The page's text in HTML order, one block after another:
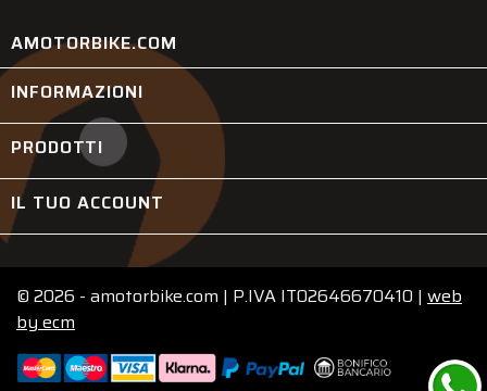
AMOTORBIKE.COM
INFORMAZIONI
PRODOTTI
IL TUO ACCOUNT
© 2026 - amotorbike.com | P.IVA IT02646670410 | web
byecm